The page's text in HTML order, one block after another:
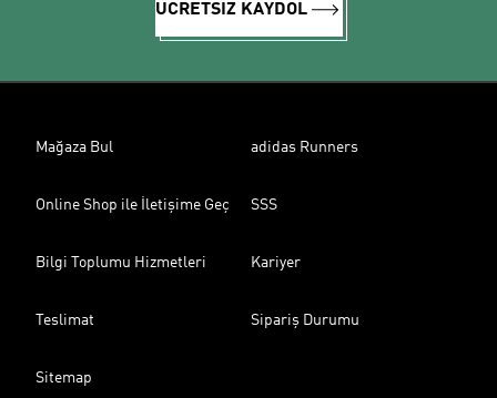
ÜCRETSİZ KAYDOL
Mağaza Bul adidas Runners
Online Shop ile İletişime Geç SSS
Bilgi Toplumu Hizmetleri Kariyer
Teslimat Sipariş Durumu
Sitemap